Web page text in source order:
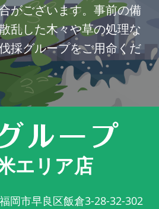
がございます。事前の備
した木々や草の処理な
採グループをご用命くだ
エリア店
岡市早良区飯倉3-28-32-302